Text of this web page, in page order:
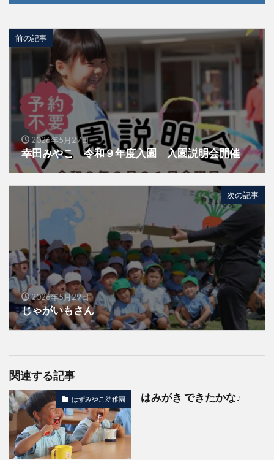
前の記事
2026年5月27日
幸田みやこ 令和９年度入園 入園説明会開催
次の記事
2026年5月29日
じゃがいもさん
関連する記事
はずみやこ幼稚園 はみがき できたかな♪